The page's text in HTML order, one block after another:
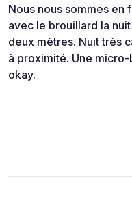
Nous nous sommes en
avec le brouillard la
deux mètres. Nuit très
à proximité. Une
okay.